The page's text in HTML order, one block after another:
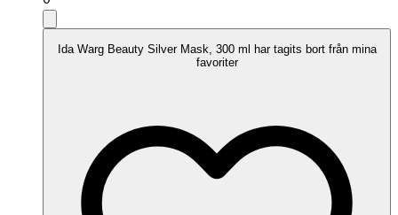
Ida Warg Beauty Silver Mask, 300 ml har tagits bort från mina
favoriter